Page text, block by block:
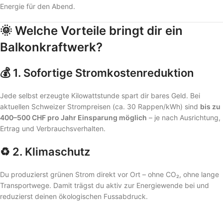
Energie für den Abend.
🌞 Welche Vorteile bringt dir ein
Balkonkraftwerk?
💰 1. Sofortige Stromkostenreduktion
Jede selbst erzeugte Kilowattstunde spart dir bares Geld. Bei
aktuellen Schweizer Strompreisen (ca. 30 Rappen/kWh) sind bis zu
400–500 CHF pro Jahr Einsparung möglich – je nach Ausrichtung,
Ertrag und Verbrauchsverhalten.
♻️ 2. Klimaschutz
Du produzierst grünen Strom direkt vor Ort – ohne CO₂, ohne lange
Transportwege. Damit trägst du aktiv zur Energiewende bei und
reduzierst deinen ökologischen Fussabdruck.